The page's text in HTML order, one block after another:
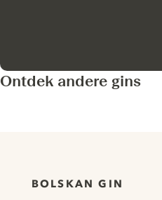
Ontdek andere gins
BOLSKAN GIN